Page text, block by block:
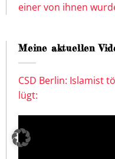
einer von ihnen
Meine aktuellen
CSD Berlin: Islamist
lügt: